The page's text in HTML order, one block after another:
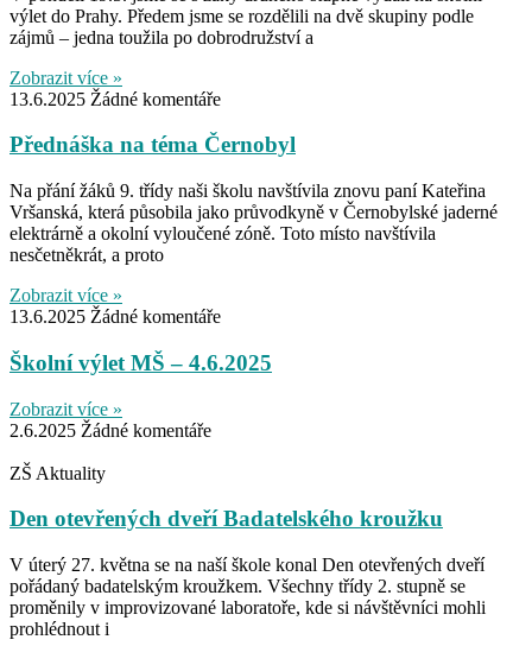
výlet do Prahy. Předem jsme se rozdělili na dvě skupiny podle
zájmů – jedna toužila po dobrodružství a
Zobrazit více »
13.6.2025 Žádné komentáře
Přednáška na téma Černobyl
Na přání žáků 9. třídy naši školu navštívila znovu paní Kateřina
Vršanská, která působila jako průvodkyně v Černobylské jaderné
elektrárně a okolní vyloučené zóně. Toto místo navštívila
nesčetněkrát, a proto
Zobrazit více »
13.6.2025 Žádné komentáře
Školní výlet MŠ – 4.6.2025
Zobrazit více »
2.6.2025 Žádné komentáře
ZŠ Aktuality
Den otevřených dveří Badatelského kroužku
V úterý 27. května se na naší škole konal Den otevřených dveří
pořádaný badatelským kroužkem. Všechny třídy 2. stupně se
proměnily v improvizované laboratoře, kde si návštěvníci mohli
prohlédnout i